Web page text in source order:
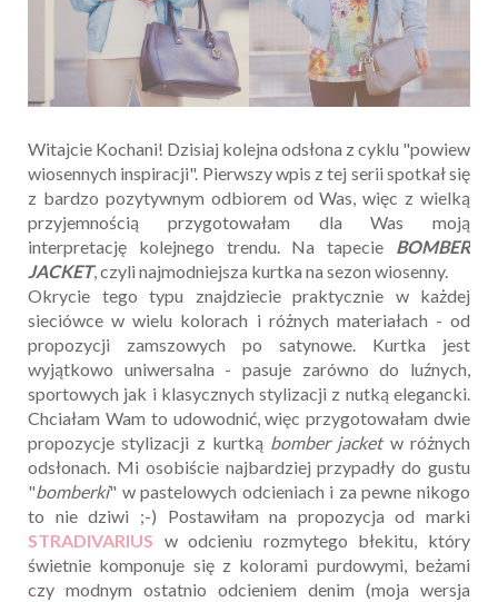
Witajcie Kochani! Dzisiaj kolejna odsłona z cyklu "powiew
wiosennych inspiracji". Pierwszy wpis z tej serii spotkał się
z bardzo pozytywnym odbiorem od Was, więc z wielką
przyjemnością przygotowałam dla Was moją
interpretację kolejnego trendu. Na tapecie BOMBER
JACKET, czyli najmodniejsza kurtka na sezon wiosenny.
Okrycie tego typu znajdziecie praktycznie w każdej
sieciówce w wielu kolorach i różnych materiałach - od
propozycji zamszowych po satynowe. Kurtka jest
wyjątkowo uniwersalna - pasuje zarówno do luźnych,
sportowych jak i klasycznych stylizacji z nutką elegancki.
Chciałam Wam to udowodnić, więc przygotowałam dwie
propozycje stylizacji z kurtką bomber jacketw różnych
odsłonach. Mi osobiście najbardziej przypadły do gustu
"bomberki" w pastelowych odcieniach i za pewne nikogo
to nie dziwi ;-) Postawiłam na propozycja od marki
STRADIVARIUS w odcieniu rozmytego błekitu, który
świetnie komponuje się z kolorami purdowymi, beżami
czy modnym ostatnio odcieniem denim (moja wersja